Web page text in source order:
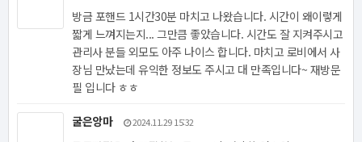
방금 포핸드 1시간30분 마치고 나왔습니다. 시간이 왜이렇게
짧게 느껴지는지... 그만큼 좋았습니다. 시간도 잘 지켜주시고
관리사 분들 외모도 아주 나이스 합니다. 마치고 로비에서 사
장님 만났는데 유익한 정보도 주시고 대 만족입니다~ 재방문
필 입니다 ㅎㅎ
굴은앙마 2024.11.29 15:32